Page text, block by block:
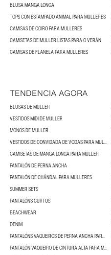
BLUSA MANGA LONGA
TOPS CON ESTAMPADO ANIMAL PARA MULLERES
CAMISAS DE COIRO PARA MULLERES
CAMISETAS DE MULLER LISTAS PARA O VERÁN
CAMISAS DE FLANELA PARA MULLERES
TENDENCIA AGORA
BLUSAS DE MULLER
VESTIDOS MIDI DE MULLER
MONOS DE MULLER
VESTIDOS DE CONVIDADA DE VODAS PARA MULLERES
CAMISETAS DE MANGA LONGA PARA MULLER
PANTALÓN DE PERNA ANCHA
PANTALÓN DE CHÁNDAL PARA MULLERES
SUMMER SETS
PANTALÓNS CURTOS
BEACHWEAR
DENIM
PANTALÓNS VAQUEIROS DE PERNA ANCHA PARA MULLERES
PANTALÓN VAQUEIRO DE CINTURA ALTA PARA MULLERES